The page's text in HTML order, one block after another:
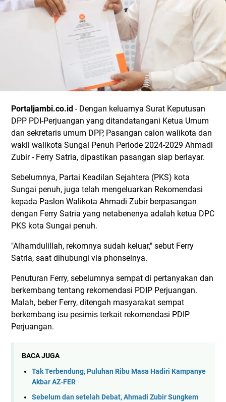
Portaljambi.co.id - Dengan keluarnya Surat Keputusan
DPP PDI-Perjuangan yang ditandatangani Ketua Umum
dan sekretaris umum DPP, Pasangan calon walikota dan
wakil walikota Sungai Penuh Periode 2024-2029 Ahmadi
Zubir - Ferry Satria, dipastikan pasangan siap berlayar.
Sebelumnya, Partai Keadilan Sejahtera (PKS) kota
Sungai penuh, juga telah mengeluarkan Rekomendasi
kepada Paslon Walikota Ahmadi Zubir berpasangan
dengan Ferry Satria yang netabenenya adalah ketua DPC
PKS kota Sungai penuh.
"Alhamdulillah, rekomnya sudah keluar," sebut Ferry
Satria, saat dihubungi via phonselnya.
Penuturan Ferry, sebelumnya sempat di pertanyakan dan
berkembang tentang rekomendasi PDIP Perjuangan.
Malah, beber Ferry, ditengah masyarakat sempat
berkembang isu pesimis terkait rekomendasi PDIP
Perjuangan.
BACA JUGA
Tak Terbendung, Puluhan Ribu Masa Hadiri Kampanye
Akbar AZ-FER
Sebelum dan setelah Debat, Ahmadi Zubir Sungkem